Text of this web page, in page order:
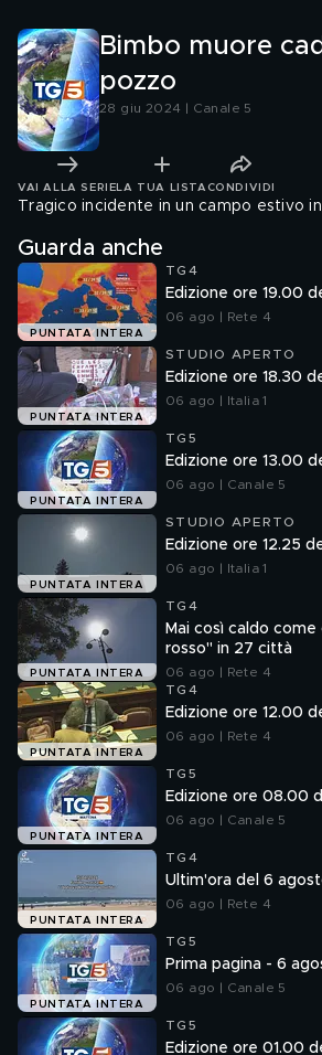
Bimbo muore
pozzo
28 giu 2024 | Canale 5
VAI ALLA SERIE LA TUA LISTA CONDIVIDI
Tragico incidente in un campo estivo
Guarda anche
PUNTATA INTERA
TG4
Edizione ore 19.00
06 ago | Rete 4
PUNTATA INTERA
STUDIO APERTO
Edizione ore 18.30
06 ago | Italia 1
PUNTATA INTERA
TG5
Edizione ore 13.00
06 ago | Canale 5
PUNTATA INTERA
STUDIO APERTO
Edizione ore 12.25
06 ago | Italia 1
PUNTATA INTERA
TG4
Mai così caldo
rosso" in 27 città
06 ago | Rete 4
PUNTATA INTERA
TG4
Edizione ore 12.00
06 ago | Rete 4
PUNTATA INTERA
TG5
Edizione ore 08.00
06 ago | Canale 5
PUNTATA INTERA
TG4
Ultim'ora del 6
06 ago | Rete 4
PUNTATA INTERA
TG5
Prima pagina - 6
06 ago | Canale 5
TG5
Edizione ore 01.00